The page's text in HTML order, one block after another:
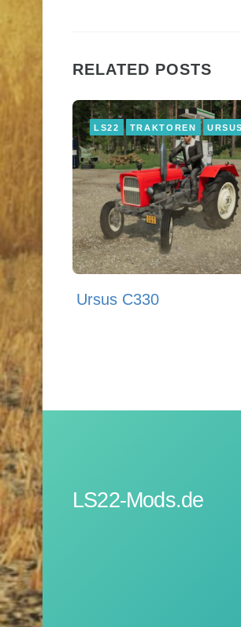
RELATED POSTS
LS22 TRAKTOREN URSUS
Ursus C330
LS22-Mods.de